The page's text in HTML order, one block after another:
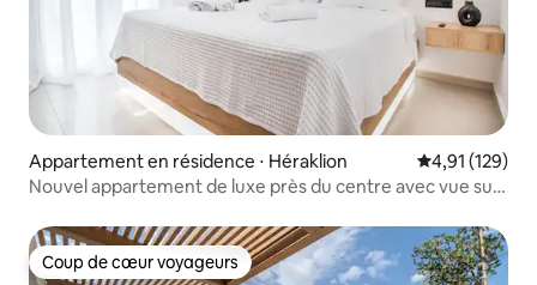
Appartement en résidence ⋅ Héraklion Évaluation
4,91 (129)
Nouvel appartement de luxe près du centre avec vue sur
Coup de cœur voyageurs
Coup de cœur voyageurs